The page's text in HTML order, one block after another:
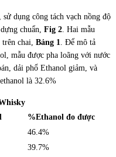
dụng công tách vạch nồng độ
chuẩn, Fig 2 . Hai mẫu
chai, Bảng 1
. Để mô tả
mẫu được pha loãng với nước
dải phổ Ethanol giảm, và
là 32.6%
%Ethanol đo được
46.4%
39.7%